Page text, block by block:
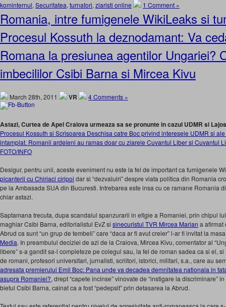
kominternul, Securitatea, turnatori, ziaristi online 1 Comment »
Romania, intre fumigenele WikiLeaks si
Procesul Kossuth la deznodamant: Va
Romana la presiunea agentilor Ungariei?
imbecililor Csibi Barna si Mircea Kivu
March 28th, 2011 VR 4 Comments »
Astazi, Curtea de Apel Craiova urmeaza sa se pronunte in cazul UDMR si
Procesul Kossuth si Scrisoarea Deschisa catre Boc privind interesele UDMR si
intamplat. Romanii ardeleni au ramas doar cu ziarele Cuvantul Liber si Cuvantul
FOTO/INFO
Desigur, pentru unii, aceste eveniment nu este la fel de important ca fumigenele
picanterii cu Chiriaci ciripoi dar si “dezvaluiri” despre viata politica din Romania
pe la Ambasada SUA din Bucuresti. Intrebarea este insa cu ce ramane Romania
chiar astazi.
Saptamana trecuta, dupa scandalul spanzurarii in efigie a Romaniei, prin chipul
maghiar Csibi Barna, editorialistul EvZ si sinecuristul TVR Mircea Marian a afirmat
Abrud ca sunt “un grup de tembeli” care “daca ar fi avut creier” l-ar fi invitat la
Media. In preambulul deciziei de azi de la Craiova, Mircea Kivu, comentator al
libere” s-a gandit sa-l completeze pe colegul sau, la fel de roman sadea ca si el,
de romani, profesori universitari, jurnalisti, scriitori, istorici, militari, s.a., care au
adresata premierului Emil Boc: Pana unde va decadea demnitatea nationala in
asupra Romaniei?, drept “capete incinse” vinovate de “instigare la discriminare”
bietul Csibi Barna, cainat ca a fost “pedepsit” prin detasarea la Abrud.